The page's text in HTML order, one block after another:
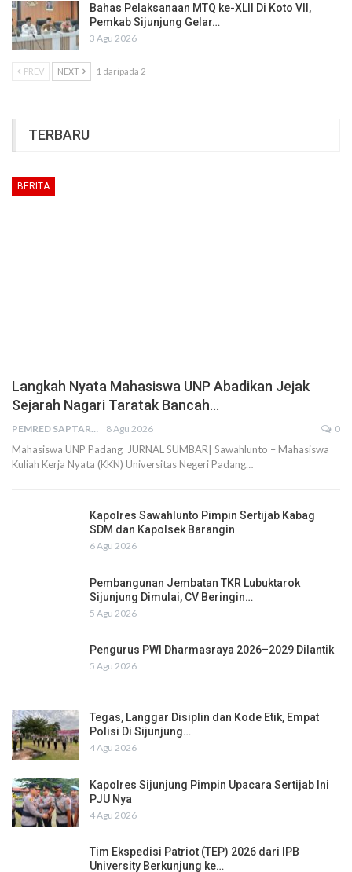
Bahas Pelaksanaan MTQ ke-XLII Di Koto VII,
Pemkab Sijunjung Gelar…
3 Agu 2026
PREV NEXT 1 daripada 2
TERBARU
BERITA
Langkah Nyata Mahasiswa UNP Abadikan Jejak
Sejarah Nagari Taratak Bancah…
PEMRED SAPTARIUS 8 Agu 2026 0
Mahasiswa UNP Padang JURNAL SUMBAR| Sawahlunto – Mahasiswa
Kuliah Kerja Nyata (KKN) Universitas Negeri Padang…
Kapolres Sawahlunto Pimpin Sertijab Kabag
SDM dan Kapolsek Barangin
6 Agu 2026
Pembangunan Jembatan TKR Lubuktarok
Sijunjung Dimulai, CV Beringin…
5 Agu 2026
Pengurus PWI Dharmasraya 2026–2029 Dilantik
5 Agu 2026
Tegas, Langgar Disiplin dan Kode Etik, Empat
Polisi Di Sijunjung…
4 Agu 2026
Kapolres Sijunjung Pimpin Upacara Sertijab Ini
PJU Nya
4 Agu 2026
Tim Ekspedisi Patriot (TEP) 2026 dari IPB
University Berkunjung ke…